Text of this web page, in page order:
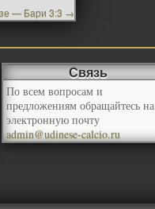
— Бари 3:3 →
Связь
По всем вопросам и
предложениям обращайтесь на
электронную почту
admin@udinese-calcio.ru